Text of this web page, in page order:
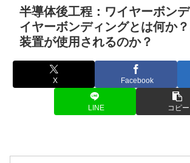
半導体後工程：ワイヤーボン
イヤーボンディングとは何か
装置が使用されるのか？
X Facebook
LINE コピー